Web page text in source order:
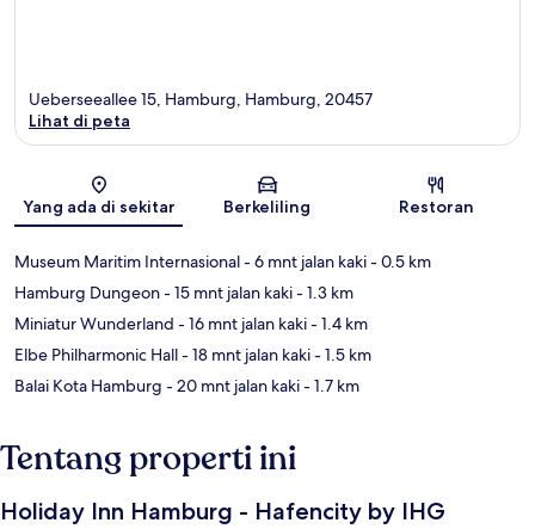
Peta
Ueberseeallee 15, Hamburg, Hamburg, 20457
Lihat di peta
Yang ada di sekitar Berkeliling Restoran
Museum Maritim Internasional- 6 mnt jalan kaki- 0.5 km
Hamburg Dungeon- 15 mnt jalan kaki- 1.3 km
Miniatur Wunderland - 16 mnt jalan kaki- 1.4 km
Elbe Philharmonic Hall- 18 mnt jalan kaki- 1.5 km
Balai Kota Hamburg - 20 mnt jalan kaki- 1.7 km
Tentang properti ini
Holiday Inn Hamburg - Hafencity by IHG